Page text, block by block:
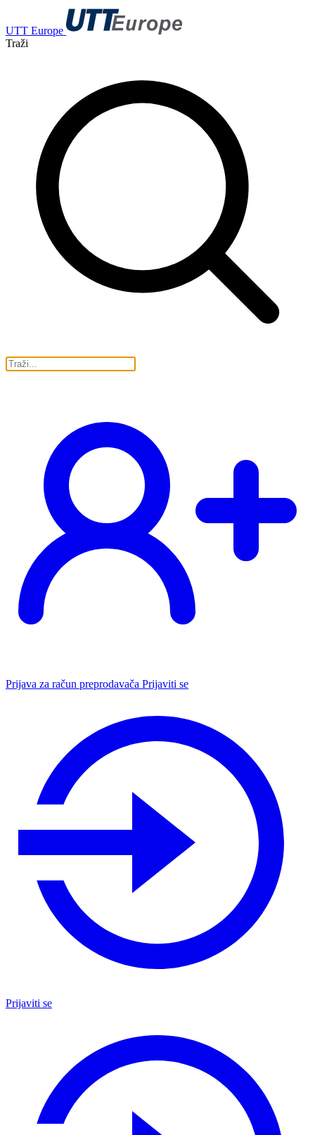
UTT Europe
Traži
Prijava za račun preprodavača Prijaviti se
Prijaviti se